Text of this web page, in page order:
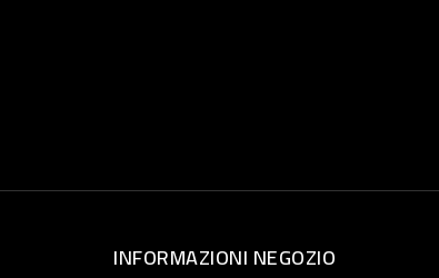
INFORMAZIONI NEGOZIO